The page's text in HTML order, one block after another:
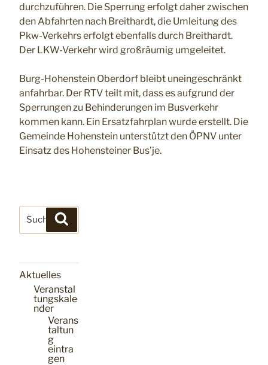
durchzuführen. Die Sperrung erfolgt daher zwischen
den Abfahrten nach Breithardt, die Umleitung des
Pkw-Verkehrs erfolgt ebenfalls durch Breithardt.
Der LKW-Verkehr wird großräumig umgeleitet.
Burg-Hohenstein Oberdorf bleibt uneingeschränkt
anfahrbar. Der RTV teilt mit, dass es aufgrund der
Sperrungen zu Behinderungen im Busverkehr
kommen kann. Ein Ersatzfahrplan wurde erstellt. Die
Gemeinde Hohenstein unterstützt den ÖPNV unter
Einsatz des Hohensteiner Bus’je.
Suchen
nach:
Aktuelles
Veranstal
tungskale
nder
Verans
taltun
g
eintra
gen